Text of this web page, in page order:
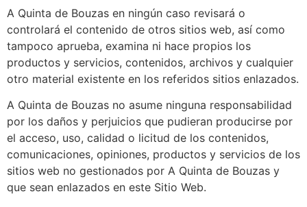
A Quinta de Bouzas en ningún caso revisará o
controlará el contenido de otros sitios web, así como
tampoco aprueba, examina ni hace propios los
productos y servicios, contenidos, archivos y cualquier
otro material existente en los referidos sitios enlazados.
A Quinta de Bouzas no asume ninguna responsabilidad
por los daños y perjuicios que pudieran producirse por
el acceso, uso, calidad o licitud de los contenidos,
comunicaciones, opiniones, productos y servicios de los
sitios web no gestionados por A Quinta de Bouzas y
que sean enlazados en este Sitio Web.